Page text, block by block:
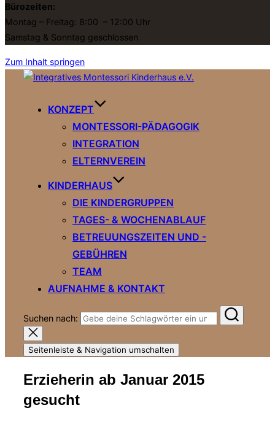
Bürozeiten:
Montag – Freitag: 8:00 – 12:00 Uhr
Samstag & Sonntag geschlossen
Zum Inhalt springen
KONZEPT
MONTESSORI-PÄDAGOGIK
INTEGRATION
ELTERNVEREIN
KINDERHAUS
DIE KINDERGRUPPEN
TAGES- & WOCHENABLAUF
BETREUUNGSZEITEN UND -
GEBÜHREN
TEAM
AUFNAHME & KONTAKT
Suchen nach:
Seitenleiste & Navigation umschalten
Erzieherin ab Januar 2015
gesucht